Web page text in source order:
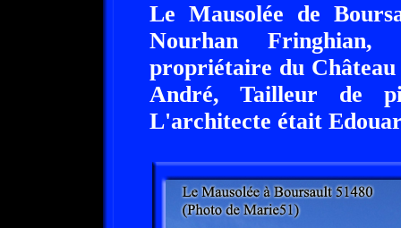
Le Mausolée de
Nourhan
propriétaire du
André, Tailleur de
L'architecte était